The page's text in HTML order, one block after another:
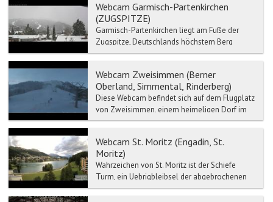
Webcam Garmisch-Partenkirchen
(ZUGSPITZE)
Garmisch-Partenkirchen liegt am Fuße der
Zugspitze, Deutschlands höchstem Berg
(2.962 m) und ist einer der bedeutendsten
Webcam Zweisimmen (Berner
Oberland, Simmental, Rinderberg)
Diese Webcam befindet sich auf dem Flugplatz
von Zweisimmen, einem heimeligen Dorf im
Berner Oberland. Zweisimmen bildet das Tor
Webcam St. Moritz (Engadin, St.
Moritz)
Wahrzeichen von St. Moritz ist der Schiefe
Turm, ein Uebrigbleibsel der abgebrochenen
Mauritiuskirche aus der Zeit um 1500. Im